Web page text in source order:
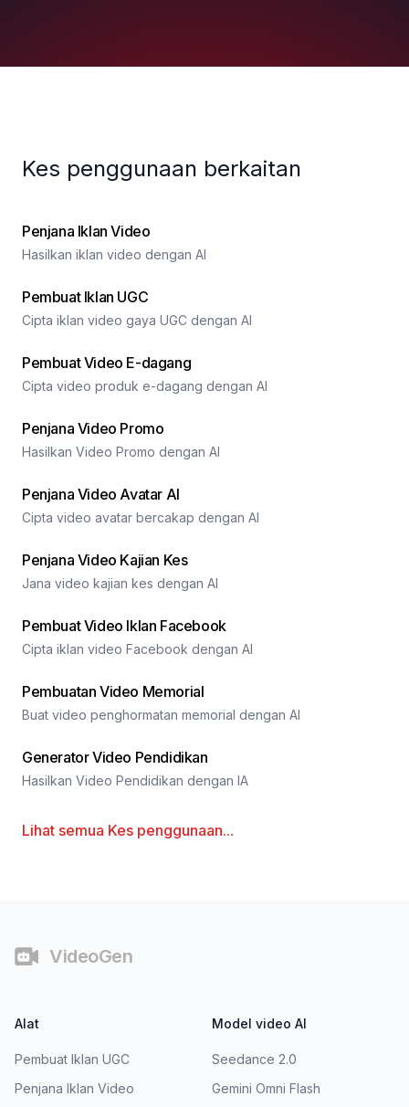
Kes penggunaan berkaitan
Penjana Iklan Video
Hasilkan iklan video dengan AI
Pembuat Iklan UGC
Cipta iklan video gaya UGC dengan AI
Pembuat Video E-dagang
Cipta video produk e-dagang dengan AI
Penjana Video Promo
Hasilkan Video Promo dengan AI
Penjana Video Avatar AI
Cipta video avatar bercakap dengan AI
Penjana Video Kajian Kes
Jana video kajian kes dengan AI
Pembuat Video Iklan Facebook
Cipta iklan video Facebook dengan AI
Pembuatan Video Memorial
Buat video penghormatan memorial dengan AI
Generator Video Pendidikan
Hasilkan Video Pendidikan dengan IA
Lihat semua Kes penggunaan...
VideoGen
Alat
Pembuat Iklan UGC
Penjana Iklan Video
Model video AI
Seedance 2.0
Gemini Omni Flash